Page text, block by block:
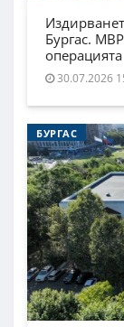
Бургас.
операцията
30.07.2026
БУРГАС